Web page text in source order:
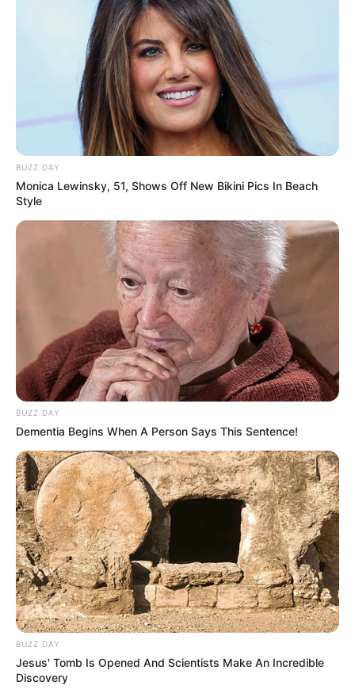
BUZZ DAY
Monica Lewinsky, 51, Shows Off New Bikini Pics In Beach
Style
BUZZ DAY
Dementia Begins When A Person Says This Sentence!
BUZZ DAY
Jesus' Tomb Is Opened And Scientists Make An Incredible
Discovery